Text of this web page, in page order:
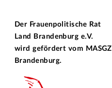
Der Frauenpolitische Rat
Land Brandenburg e.V.
wird gefördert vom MASGZ
Brandenburg.